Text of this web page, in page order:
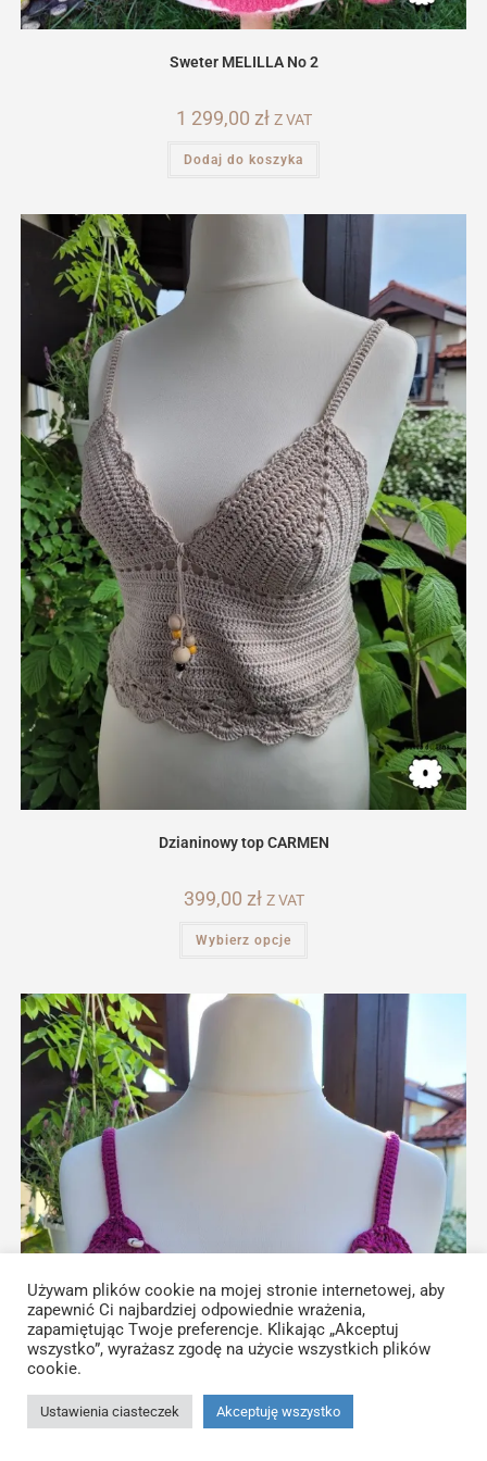
Sweter MELILLA No 2
1 299,00 zł Z VAT
Dodaj do koszyka
Dzianinowy top CARMEN
399,00 zł Z VAT
Wybierz opcje
Opcje
można
wybrać
stronie
produktu
Używam plików cookie na mojej stronie internetowej, aby
zapewnić Ci najbardziej odpowiednie wrażenia,
zapamiętując Twoje preferencje. Klikając „Akceptuj
wszystko”, wyrażasz zgodę na użycie wszystkich plików
cookie.
Ustawienia ciasteczek Akceptuję wszystko